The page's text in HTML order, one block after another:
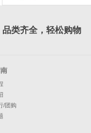
品类齐全，轻松购物
/团购